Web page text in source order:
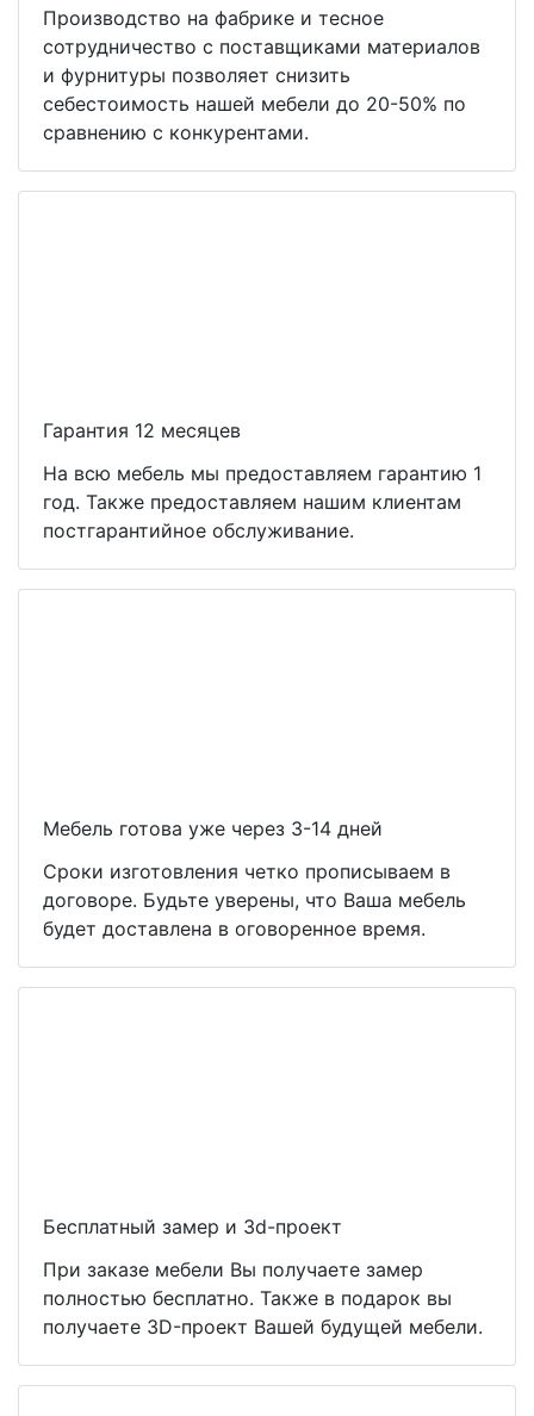
Производство на фабрике и тесное
сотрудничество с поставщиками материалов
и фурнитуры позволяет снизить
себестоимость нашей мебели до 20-50% по
сравнению с конкурентами.
Гарантия 12 месяцев
На всю мебель мы предоставляем гарантию 1
год. Также предоставляем нашим клиентам
постгарантийное обслуживание.
Мебель готова уже через 3-14 дней
Сроки изготовления четко прописываем в
договоре. Будьте уверены, что Ваша мебель
будет доставлена в оговоренное время.
Бесплатный замер и 3d-проект
При заказе мебели Вы получаете замер
полностью бесплатно. Также в подарок вы
получаете 3D-проект Вашей будущей мебели.